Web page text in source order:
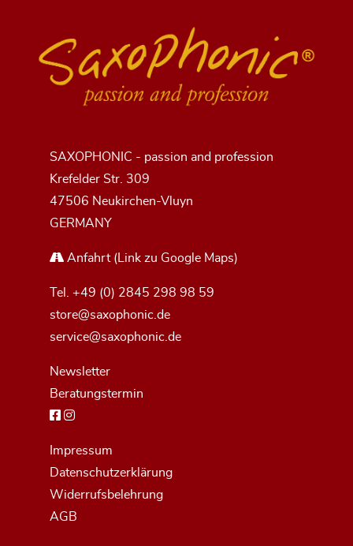
SAXOPHONIC - passion and profession
Krefelder Str. 309
47506 Neukirchen-Vluyn
GERMANY
Anfahrt(Link zu Google Maps)
Tel. +49 (0) 2845 298 98 59
store@saxophonic.de
service@saxophonic.de
Newsletter
Beratungstermin
Impressum
Datenschutzerklärung
Widerrufsbelehrung
AGB